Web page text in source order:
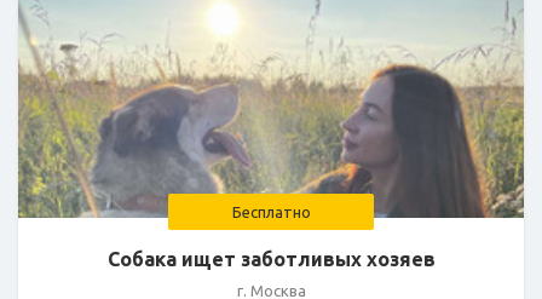
Бесплатно
Собака ищет заботливых хозяев
г. Москва